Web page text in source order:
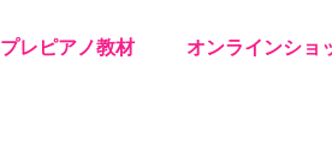
プレピアノ教材 オンラインショ